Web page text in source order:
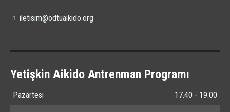
iletisim@odtuaikido.org
Yetişkin Aikido Antrenman Programı
Pazartesi 17.40 - 19.00